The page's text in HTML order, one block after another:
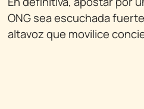
ONG sea escuchada
altavoz que movilice